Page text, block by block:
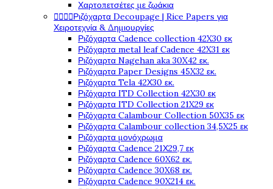
Χαρτοπετσέτες με ζωάκια
Ριζόχαρτα Decoupage | Rice Papers για
Χειροτεχνία & Δημιουργίες
Ριζόχαρτα Cadence collection 42X30 εκ
Ριζόχαρτα metal leaf Cadence 42X31 εκ
Ριζόχαρτα Nagehan aka 30X42 εκ.
Ριζόχαρτα Paper Designs 45X32 εκ.
Ριζόχαρτα Tela 42Χ30 εκ.
Ριζόχαρτα ITD Collection 42X30 εκ
Ριζόχαρτα ITD Collection 21X29 εκ
Ριζόχαρτα Calambour Collection 50X35 εκ
Ριζόχαρτα Calambour collection 34,5X25 εκ
Ριζόχαρτα μονόχρωμα
Ριζόχαρτα Cadence 21Χ29,7 εκ
Ριζόχαρτα Cadence 60X62 εκ.
Ριζόχαρτα Cadence 30X68 εκ.
Ριζόχαρτα Cadence 90X214 εκ.